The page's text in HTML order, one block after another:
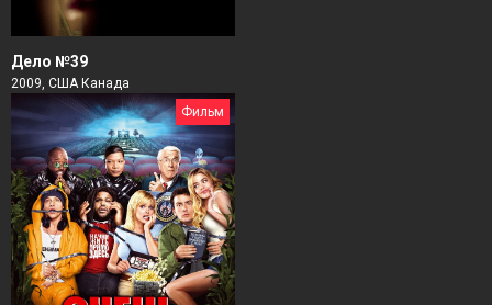
Дело №39
2009, США Канада
Фильм